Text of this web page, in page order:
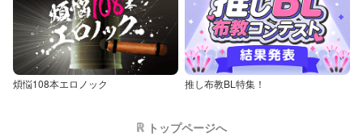
煩悩108本エロノック 推し布教BL特集！
トップページへ